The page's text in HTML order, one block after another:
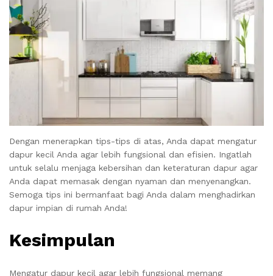
Dengan menerapkan tips-tips di atas, Anda dapat mengatur
dapur kecil Anda agar lebih fungsional dan efisien. Ingatlah
untuk selalu menjaga kebersihan dan keteraturan dapur agar
Anda dapat memasak dengan nyaman dan menyenangkan.
Semoga tips ini bermanfaat bagi Anda dalam menghadirkan
dapur impian di rumah Anda!
Kesimpulan
Mengatur dapur kecil agar lebih fungsional memang